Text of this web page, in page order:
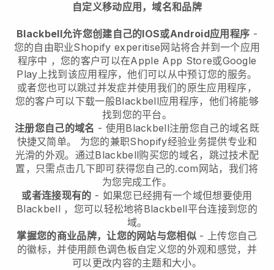
自定义移动应用，域名和品牌
Blackbell允许您创建自己的IOS或Android应用程序 -
您的自由职业Shopify experitise网站将合并到一个应用
程序中 ，您的客户可以在Apple App Store或Google
Play上找到该应用程序，他们可以从中预订您的服务。
或者您也可以跳过并发症并使用我们的原生应用程序，
您的客户可以下载一般Blackbell应用程序，他们将能够
找到您的平台。
注册您自己的域名 - 使用 Blackbell注册您自己的域名既
快捷又简单。 为您的兼职Shopify经验业务提供专业和
光滑的外观。 通过Blackbell购买您的域名，跳过技术配
置，只需点击几下即可获得您自己的.com网站，我们将
为您完成工作。
或者连接现有的 - 如果您已经拥有一个域但想要使用
Blackbell ，您可以轻松地将Blackbell平台连接到您的
域。
掌握您的商业品牌，让您的网站与您相似 - 上传您自己
的徽标，并使用颜色调色板自定义您的外观和感觉，并
可以更改内容的主题和大小。